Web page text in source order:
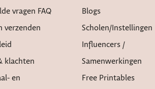
vragen FAQ
verzenden
klachten
en
Blogs
Scholen/instellingen
Influencers /
Samenwerkingen
Free Printables